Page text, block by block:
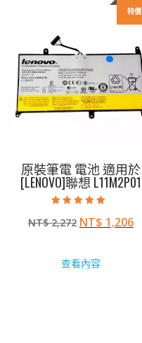
特價
原裝筆電 電池 適用於
[LENOVO]聯想 L11M2P01
5.00
滿分 5
NT$2,272 原
格：
NT$ 1,206目
查看內容